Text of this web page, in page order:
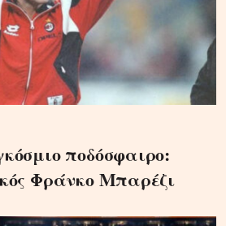
ποδόσφαιρο:
Φράνκο Μπαρέζι